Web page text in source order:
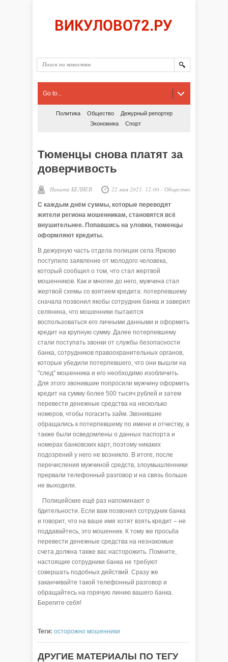
Go to...
Политика Общество
Дежурный репортер
Экономика
Спорт
Тюменцы снова платят за
доверчивость
Никита БЕЛЯЕВ 22 мая 2021, 12:00 - Общество
С каждым днём суммы, которые переводят
жители региона мошенникам, становятся всё
внушительнее. Попавшись на уловки, тюменцы
оформляют кредиты.
В дежурную часть отдела полиции села Ярково
поступило заявление от молодого человека,
который сообщил о том, что стал жертвой
мошенников. Как и многие до него, мужчина стал
жертвой схемы со взятием кредита: потерпевшему
сначала позвонил якобы сотрудник банка и заверил
селянина, что мошенники пытаются
воспользоваться его личными данными и оформить
кредит на крупную сумму. Далее потерпевшему
стали поступать звонки от службы безопасности
банка, сотрудников правоохранительных органов,
которые убедили потерпевшего, что они вышли на
"след" мошенника и его необходимо изобличить.
Для этого звонившие попросили мужчину оформить
кредит на сумму более 500 тысяч рублей и затем
перевести денежные средства на несколько
номеров, чтобы погасить займ. Звонившие
обращались к потерпевшему по имени и отчеству, а
также были осведомлены о данных паспорта и
номерах банковских карт, поэтому никаких
подозрений у него не возникло. В итоге, после
перечисления мужчиной средств, злоумышленники
прервали телефонный разговор и на связь больше
не выходили.
Полицейские ещё раз напоминают о
бдительности. Если вам позвонил сотрудник банка
и говорит, что на ваше имя хотят взять кредит – не
поддавайтесь, это мошенник. К тому же просьба
перевести денежные средства на незнакомые
счета должна также вас насторожить. Помните,
настоящие сотрудники банка не требуют
совершать подобных действий. Сразу же
заканчивайте такой телефонный разговор и
обращайтесь на горячую линию вашего банка.
Берегите себя!
Теги: осторожно мошенники
ДРУГИЕ МАТЕРИАЛЫ ПО ТЕГУ